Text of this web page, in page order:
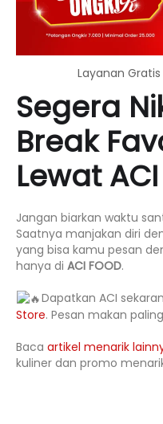
Layanan
Segera
Break
Lewat
Jangan biarkan waktu
Saatnya manjakan diri
yang bisa kamu pesan
hanya di ACI FOOD.
Dapatkan ACI
Store. Pesan makan
Baca artikel menarik
kuliner dan promo